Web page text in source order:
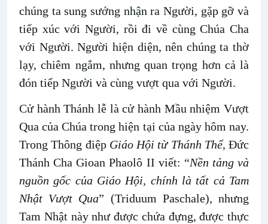
chúng ta sung sướng nhận ra Người, gặp gỡ và
tiếp xúc với Người, rồi đi về cùng Chúa Cha
với Người. Người hiện diện, nên chúng ta thờ
lạy, chiêm ngắm, nhưng quan trọng hơn cả là
đón tiếp Người và cùng vượt qua với Người.
Cử hành Thánh lễ là cử hành Mầu nhiệm Vượt
Qua của Chúa trong hiện tại của ngày hôm nay.
Trong Thông điệp Giáo Hội từ Thánh Thể, Đức
Thánh Cha Gioan Phaolô II viết: “Nền tảng và
nguồn gốc của Giáo Hội, chính là tất cả Tam
Nhật Vượt Qua” (Triduum Paschale), nhưng
Tam Nhật này như được chứa đựng, được thực